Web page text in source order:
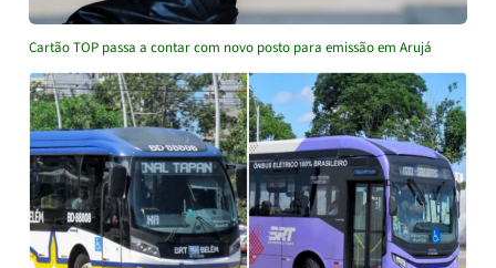
Cartão TOP passa a contar com novo posto para emissão em Arujá